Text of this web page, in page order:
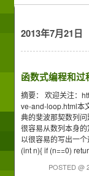
2013年7月21日
函数式编程和
摘要： 欢迎关注：
ve-and-loop.html本
典的斐波那契数列
很容易从数列本身
以很容易的写出一
(int n){ if (n==0)
POSTED @